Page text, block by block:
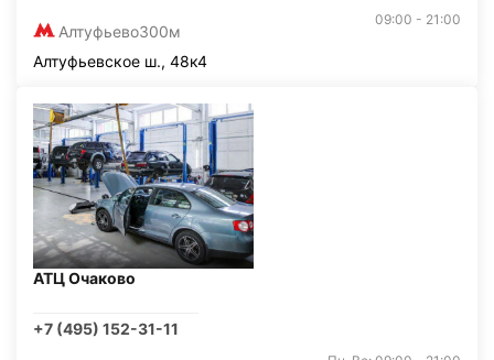
Алтуфьево300м
09:00 - 21:00
Алтуфьевское ш., 48к4
АТЦ Очаково
+7 (495) 152-31-11